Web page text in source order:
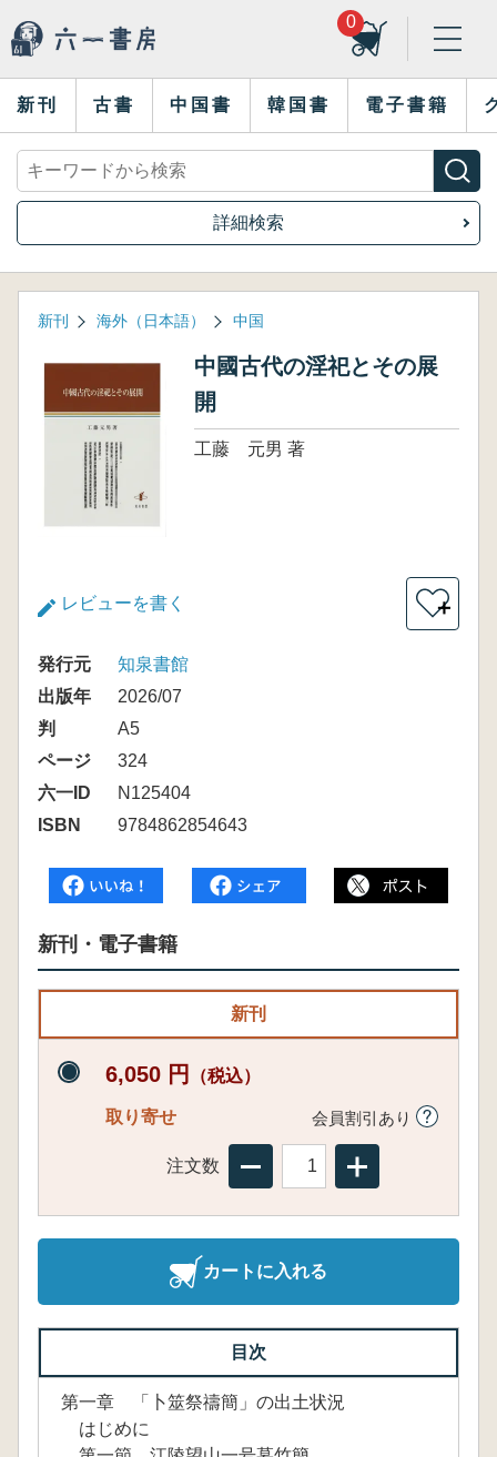
0
新刊 古書 中国書 韓国書 電子書籍
詳細検索
新刊 海外（日本語） 中国
中國古代の淫祀とその展
開
工藤 元男 著
レビューを書く ＋
発行元
知泉書館
出版年
2026/07
判
A5
ページ
324
六一ID
N125404
ISBN
9784862854643
新刊・電子書籍
新刊
6,050 円 （税込）
取り寄せ 会員割引あり
注文数
カートに入れる
目次
第一章 「卜筮祭禱簡」の出土状況
はじめに